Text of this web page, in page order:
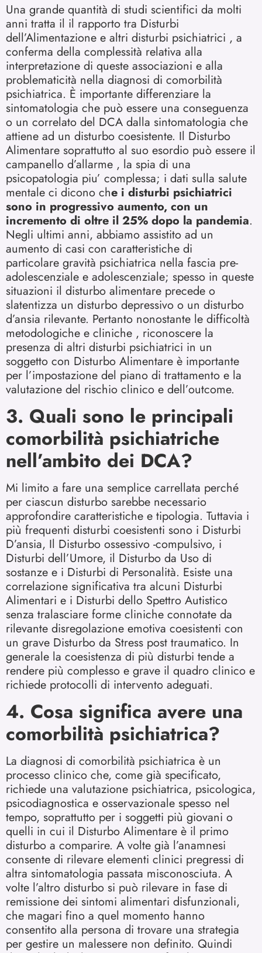
Una grande quantità di studi scientifici da molti
anni tratta il il rapporto tra Disturbi
dell’Alimentazione e altri disturbi psichiatrici , a
conferma della complessità relativa alla
interpretazione di queste associazioni e alla
problematicità nella diagnosi di comorbilità
psichiatrica. È importante differenziare la
sintomatologia che può essere una conseguenza
o un correlato del DCA dalla sintomatologia che
attiene ad un disturbo coesistente. Il Disturbo
Alimentare soprattutto al suo esordio può essere il
campanello d’allarme , la spia di una
psicopatologia piu’ complessa; i dati sulla salute
mentale ci dicono che i disturbi psichiatrici
sono in progressivo aumento, con un
incremento di oltre il 25% dopo la pandemia.
Negli ultimi anni, abbiamo assistito ad un
aumento di casi con caratteristiche di
particolare gravità psichiatrica nella fascia pre-
adolescenziale e adolescenziale; spesso in queste
situazioni il disturbo alimentare precede o
slatentizza un disturbo depressivo o un disturbo
d’ansia rilevante. Pertanto nonostante le difficoltà
metodologiche e cliniche , riconoscere la
presenza di altri disturbi psichiatrici in un
soggetto con Disturbo Alimentare è importante
per l’impostazione del piano di trattamento e la
valutazione del rischio clinico e dell’outcome.
3. Quali sono le principali
comorbilità psichiatriche
nell’ambito dei DCA?
Mi limito a fare una semplice carrellata perché
per ciascun disturbo sarebbe necessario
approfondire caratteristiche e tipologia. Tuttavia i
più frequenti disturbi coesistenti sono i Disturbi
D’ansia, Il Disturbo ossessivo -compulsivo, i
Disturbi dell’Umore, il Disturbo da Uso di
sostanze e i Disturbi di Personalità. Esiste una
correlazione significativa tra alcuni Disturbi
Alimentari e i Disturbi dello Spettro Autistico
senza tralasciare forme cliniche connotate da
rilevante disregolazione emotiva coesistenti con
un grave Disturbo da Stress post traumatico. In
generale la coesistenza di più disturbi tende a
rendere più complesso e grave il quadro clinico e
richiede protocolli di intervento adeguati.
4. Cosa significa avere una
comorbilità psichiatrica?
La diagnosi di comorbilità psichiatrica è un
processo clinico che, come già specificato,
richiede una valutazione psichiatrica, psicologica,
psicodiagnostica e osservazionale spesso nel
tempo, soprattutto per i soggetti più giovani o
quelli in cui il Disturbo Alimentare è il primo
disturbo a comparire. A volte già l’anamnesi
consente di rilevare elementi clinici pregressi di
altra sintomatologia passata misconosciuta. A
volte l’altro disturbo si può rilevare in fase di
remissione dei sintomi alimentari disfunzionali,
che magari fino a quel momento hanno
consentito alla persona di trovare una strategia
per gestire un malessere non definito. Quindi